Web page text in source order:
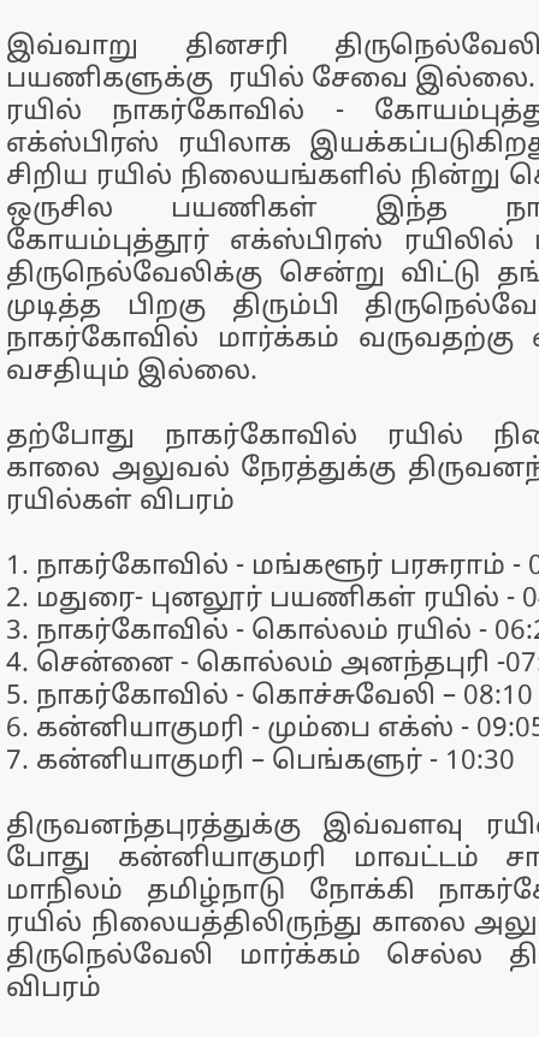
இவ்வாறு தினசரி
பயணிகளுக்கு ரயில் சேவை
ரயில் நாகர்கோவில் -
எக்ஸ்பிரஸ் ரயிலாக
சிறிய ரயில் நிலையங்களில்
ஒருசில பயணிகள் இந்த
கோயம்புத்தூர் எக்ஸ்பிரஸ்
திருநெல்வேலிக்கு சென்று
முடித்த பிறகு திரும்பி
நாகர்கோவில் மார்க்கம் வருவதற்கு
வசதியும் இல்லை.
தற்போது நாகர்கோவில் ரயில்
காலை அலுவல் நேரத்துக்கு
ரயில்கள் விபரம்
1. நாகர்கோவில் - மங்களூர் பரசுராம் -
2. மதுரை- புனலூர் பயணிகள் ரயில் -
3. நாகர்கோவில் - கொல்லம் ரயில் -
4. சென்னை - கொல்லம் அனந்தபுரி -
5. நாகர்கோவில் - கொச்சுவேலி – 08:10
6. கன்னியாகுமரி - மும்பை எக்ஸ் -
7. கன்னியாகுமரி – பெங்களுர் - 10:30
திருவனந்தபுரத்துக்கு இவ்வளவு
போது கன்னியாகுமரி மாவட்டம்
மாநிலம் தமிழ்நாடு நோக்கி
ரயில் நிலையத்திலிருந்து காலை
திருநெல்வேலி மார்க்கம் செல்ல
விபரம்